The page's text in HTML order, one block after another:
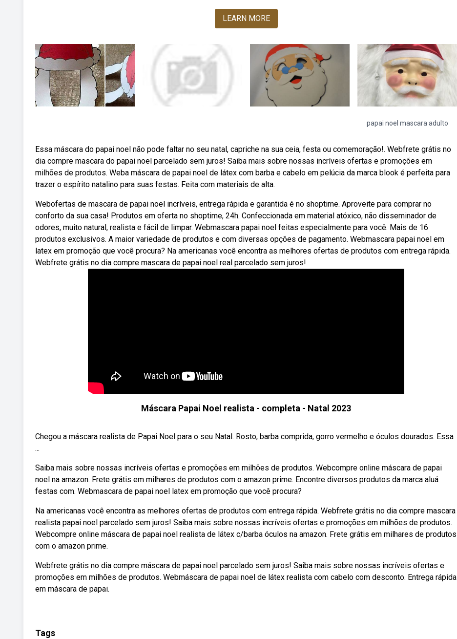
LEARN MORE
papai noel mascara adulto
Essa máscara do papai noel não pode faltar no seu natal, capriche na sua ceia, festa ou comemoração!. Webfrete grátis no
dia compre mascara do papai noel parcelado sem juros! Saiba mais sobre nossas incríveis ofertas e promoções em
milhões de produtos. Weba máscara de papai noel de látex com barba e cabelo em pelúcia da marca blook é perfeita para
trazer o espírito natalino para suas festas. Feita com materiais de alta.
Webofertas de mascara de papai noel incríveis, entrega rápida e garantida é no shoptime. Aproveite para comprar no
conforto da sua casa! Produtos em oferta no shoptime, 24h. Confeccionada em material atóxico, não disseminador de
odores, muito natural, realista e fácil de limpar. Webmascara papai noel feitas especialmente para você. Mais de 16
produtos exclusivos. A maior variedade de produtos e com diversas opções de pagamento. Webmascara papai noel em
latex em promoção que você procura? Na americanas você encontra as melhores ofertas de produtos com entrega rápida.
Webfrete grátis no dia compre mascara de papai noel real parcelado sem juros!
Máscara Papai Noel realista - completa - Natal 2023
Chegou a máscara realista de Papai Noel para o seu Natal. Rosto, barba comprida, gorro vermelho e óculos dourados. Essa
...
Saiba mais sobre nossas incríveis ofertas e promoções em milhões de produtos. Webcompre online máscara de papai
noel na amazon. Frete grátis em milhares de produtos com o amazon prime. Encontre diversos produtos da marca aluá
festas com. Webmascara de papai noel latex em promoção que você procura?
Na americanas você encontra as melhores ofertas de produtos com entrega rápida. Webfrete grátis no dia compre mascara
realista papai noel parcelado sem juros! Saiba mais sobre nossas incríveis ofertas e promoções em milhões de produtos.
Webcompre online máscara de papai noel realista de látex c/barba óculos na amazon. Frete grátis em milhares de produtos
com o amazon prime.
Webfrete grátis no dia compre máscara de papai noel parcelado sem juros! Saiba mais sobre nossas incríveis ofertas e
promoções em milhões de produtos. Webmáscara de papai noel de látex realista com cabelo com desconto. Entrega rápida
em máscara de papai.
Tags